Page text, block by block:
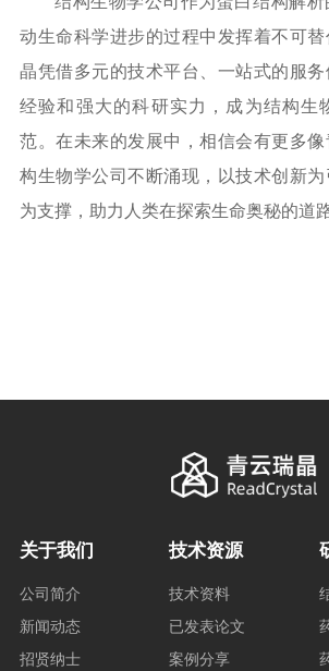
动生命科学进步的过程中发挥着不可
晶凭借多元的技术平台、一站式的服务
经验和强大的科研实力，成为结构生
范。在未来的发展中，相信会有更多
构生物学公司不断涌现，以技术创新
为支撑，助力人类在探索生命奥秘的道
技术资源
技术资料
已发表论文
案例分享
关于我们
公司简介
新闻动态
招贤纳士